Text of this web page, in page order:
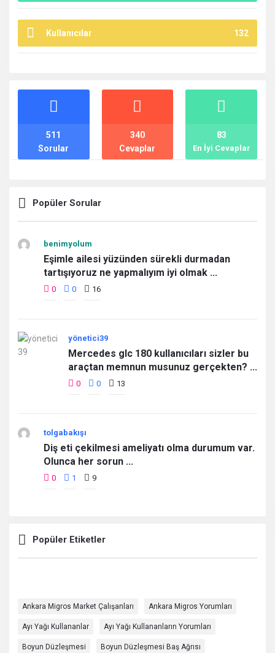
Kullanıcılar 132
İstatistikler
Sorular
511
Cevaplar
340
En İyi Cevaplar
83
Popüler Sorular
benimyolum
Eşimle ailesi yüzünden sürekli durmadan
tartışıyoruz ne yapmalıyım iyi olmak ...
0 0 16
yönetici39
Mercedes glc 180 kullanıcıları sizler bu
araçtan memnun musunuz gerçekten? ...
0 0 13
tolgabakışı
Diş eti çekilmesi ameliyatı olma durumum var.
Olunca her sorun ...
0 1 9
Popüler Etiketler
Ankara Migros Market Çalışanları Ankara Migros Yorumları
Ayı Yağı Kullananlar Ayı Yağı Kullananların Yorumları
Boyun Düzleşmesi Boyun Düzleşmesi Baş Ağrısı